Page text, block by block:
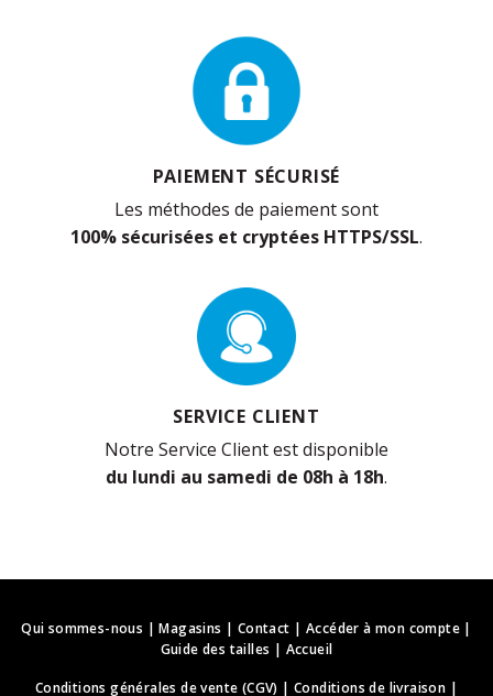
PAIEMENT SÉCURISÉ
Les méthodes de paiement sont
100% sécurisées et cryptées HTTPS/SSL.
SERVICE CLIENT
Notre Service Client est disponible
du lundi au samedi de 08h à 18h.
Qui sommes-nous |Magasins | Contact | Accéder à mon compte|
Guide des tailles | Accueil
Conditions générales de vente (CGV) |Conditions de livraison |